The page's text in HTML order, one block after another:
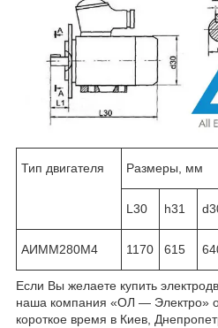
Тип двигателя Размеры, мм
L30 h31
АИММ280М4 1170 615
Если Вы желаете купить
наша компания «ОЛ ― Электро»
короткое время в Киев,